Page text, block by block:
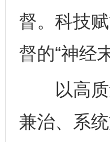
督。科技
督的“神经
以高质
兼治、系